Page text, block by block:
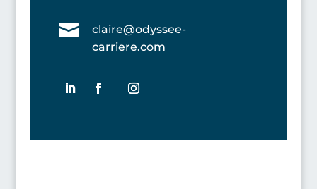

claire@odyssee-
carriere.com